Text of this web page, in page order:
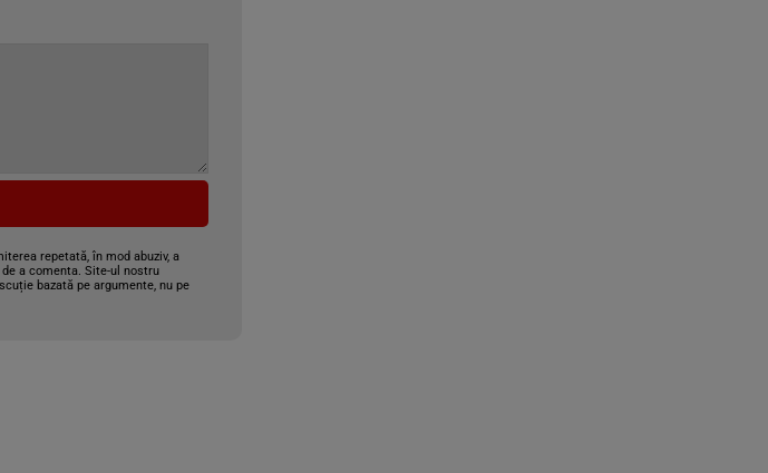
repetată, în mod abuziv, a
a comenta. Site-ul nostru
bazată pe argumente, nu pe